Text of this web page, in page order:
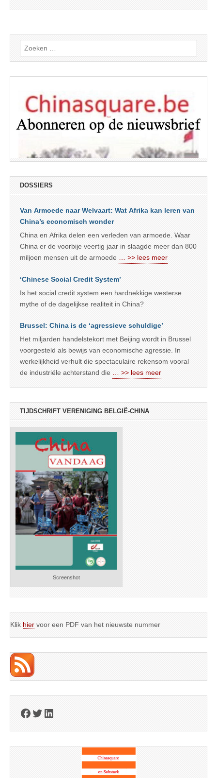
Zoeken
naar:
DOSSIERS
Van Armoede naar Welvaart: Wat Afrika kan leren van
China’s economisch wonder
China en Afrika delen een verleden van armoede. Waar
China er de voorbije veertig jaar in slaagde meer dan 800
miljoen mensen uit de armoede … >> lees meer
‘Chinese Social Credit System’
Is het social credit system een hardnekkige westerse
mythe of de dagelijkse realiteit in China?
Brussel: China is de ‘agressieve schuldige’
Het miljarden handelstekort met Beijing wordt in Brussel
voorgesteld als bewijs van economische agressie. In
werkelijkheid verhult die spectaculaire rekensom vooral
de industriële achterstand die … >> lees meer
TIJDSCHRIFT VERENIGING BELGIË-CHINA
Screenshot
Klik hier voor een PDF van het nieuwste nummer
Facebook
Twitter
LinkedIn